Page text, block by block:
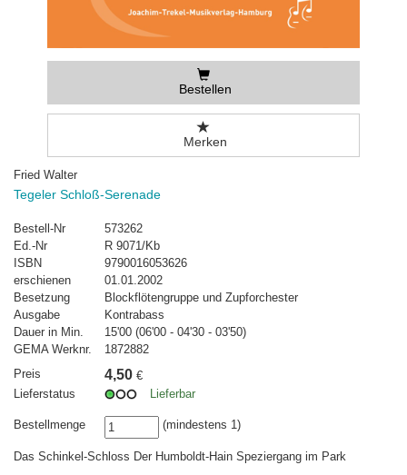
Bestellen
Merken
Fried Walter
Tegeler Schloß-Serenade
Bestell-Nr
573262
Ed.-Nr
R 9071/Kb
ISBN
9790016053626
erschienen
01.01.2002
Besetzung
Blockflötengruppe und Zupforchester
Ausgabe
Kontrabass
Dauer in Min.
15'00 (06'00 - 04'30 - 03'50)
GEMA Werknr.
1872882
Preis
4,50 €
Lieferstatus
Lieferbar
Bestellmenge (mindestens 1)
Das Schinkel-Schloss Der Humboldt-Hain Speziergang im Park